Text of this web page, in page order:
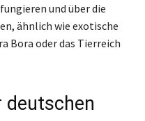
und über die
ähnlich wie exotische
Bora oder das Tierreich
deutschen